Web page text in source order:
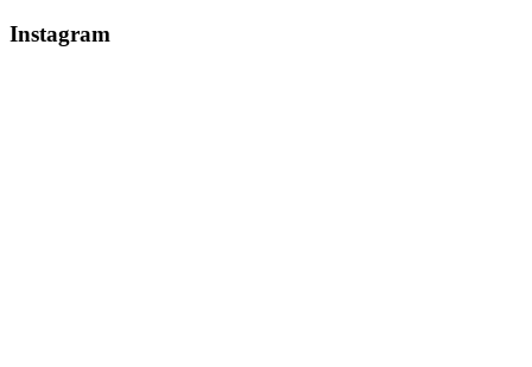
Instagram